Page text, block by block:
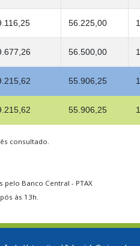
56.225,00
56.500,00
55.906,25
55.906,25
consultado.
pelo Banco Central - PTAX
às 13h.